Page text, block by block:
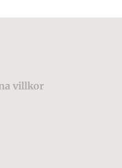
villkor